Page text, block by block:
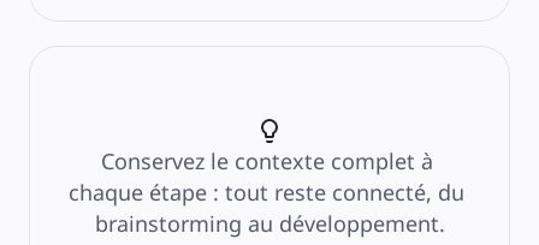
Conservez le contexte complet à
chaque étape : tout reste connecté, du
brainstorming au développement.